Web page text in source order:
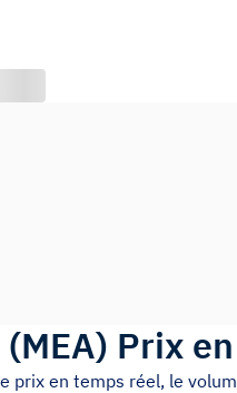
(MEA) Prix
prix en temps réel, le